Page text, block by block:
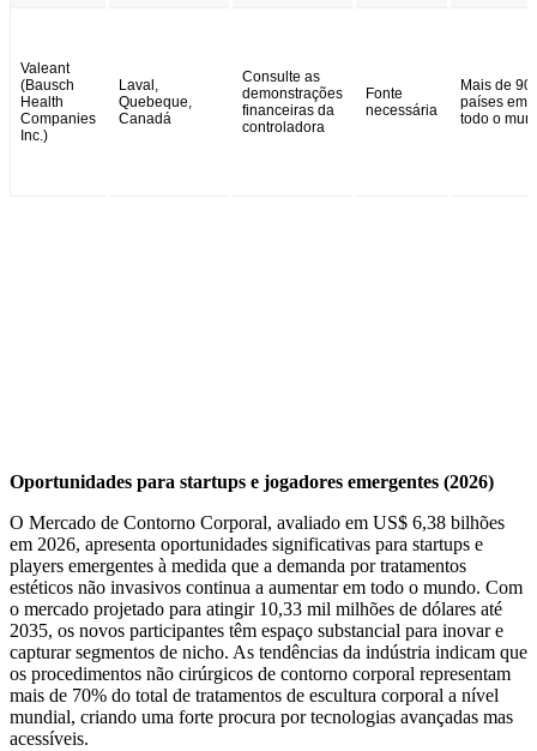
Valeant
(Bausch
Health
Companies
Inc.)
Laval,
Quebeque,
Canadá
Consulte as
demonstrações
financeiras da
controladora
Fonte
necessária
Mais de 90
países em
todo o
Oportunidades para startups e jogadores emergentes (2026)
O Mercado de Contorno Corporal, avaliado em US$ 6,38 bilhões
em 2026, apresenta oportunidades significativas para startups e
players emergentes à medida que a demanda por tratamentos
estéticos não invasivos continua a aumentar em todo o mundo. Com
o mercado projetado para atingir 10,33 mil milhões de dólares até
2035, os novos participantes têm espaço substancial para inovar e
capturar segmentos de nicho. As tendências da indústria indicam que
os procedimentos não cirúrgicos de contorno corporal representam
mais de 70% do total de tratamentos de escultura corporal a nível
mundial, criando uma forte procura por tecnologias avançadas mas
acessíveis.